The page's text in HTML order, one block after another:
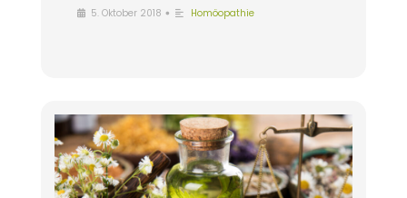
5. Oktober 2018 • Homöopathie